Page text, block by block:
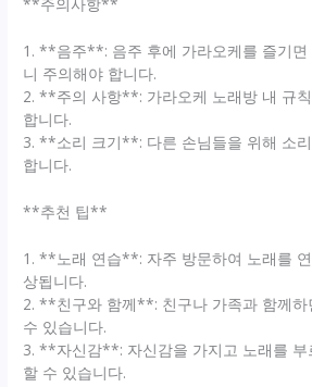
1. **음주**: 음주 후에 가라오케를 즐기면
니 주의해야 합니다.
2. **주의 사항**: 가라오케 노래방 내 규
합니다.
3. **소리 크기**: 다른 손님들을 위해 소
합니다.
**추천 팁**
1. **노래 연습**: 자주 방문하여 노래를
상됩니다.
2. **친구와 함께**: 친구나 가족과 함께하
수 있습니다.
3. **자신감**: 자신감을 가지고 노래를 부
할 수 있습니다.